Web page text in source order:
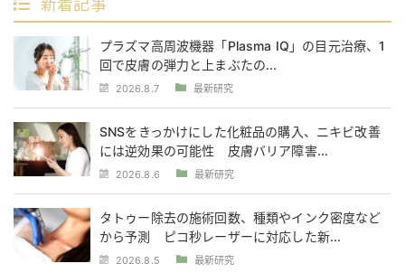
新着記事
プラズマ高周波機器「Plasma IQ」の目元治療、1
回で皮膚の弾力と上まぶたの...
2026.8.7 最新研究
SNSをきっかけにした化粧品の購入、ニキビ改善
には逆効果の可能性 皮膚バリア障害...
2026.8.6 最新研究
タトゥー除去の施術回数、種類やインク密度など
から予測 ピコ秒レーザーに対応した新...
2026.8.5 最新研究